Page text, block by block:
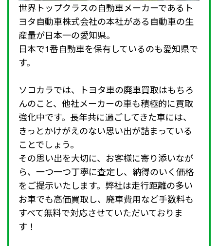
世界トップクラスの自動車メーカーであるト
ヨタ自動車株式会社の本社がある自動車の生
産量が日本一の愛知県。
日本で1番自動車を保有しているのも愛知県で
す。
ソコカラでは、トヨタ車の廃車買取はもちろ
んのこと、他社メーカーの車も積極的に買取
強化中です。長年共に過ごしてきた車には、
きっとかけがえのない思い出が詰まっている
ことでしょう。
その思い出を大切に、お客様に寄り添いなが
ら、一つ一つ丁寧に査定し、納得のいく価格
をご提示いたします。弊社は走行距離の多い
お車でも高価買取し、廃車費用など手数料も
すべて無料で対応させていただいておりま
す！